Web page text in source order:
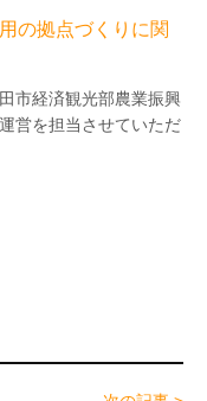
の拠点づくりに関
市経済観光部農業振興
営を担当させていただ